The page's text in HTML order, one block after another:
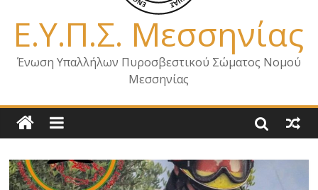
Ε.Υ.Π.Σ. Μεσσηνίας
Ένωση Υπαλλήλων Πυροσβεστικού Σώματος Νομού
Μεσσηνίας